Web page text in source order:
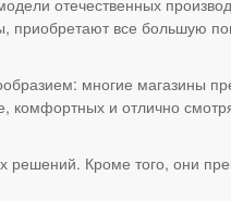
приобретают все большую
многие магазины
комфортных и отлично
решений. Кроме того, они